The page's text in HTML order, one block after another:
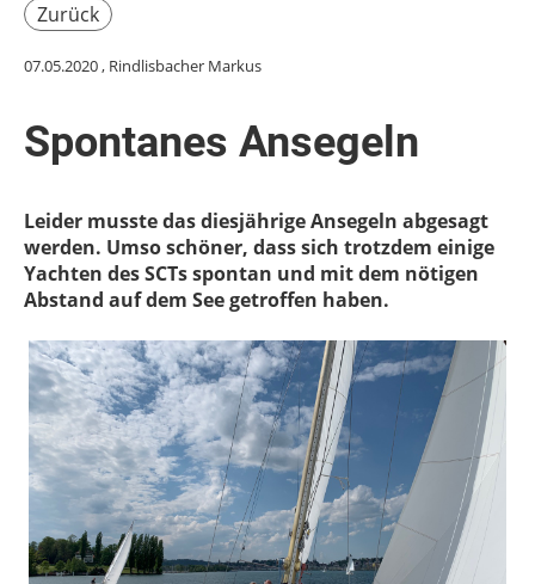
Zurück
07.05.2020, Rindlisbacher Markus
Spontanes Ansegeln
Leider musste das diesjährige Ansegeln abgesagt
werden. Umso schöner, dass sich trotzdem einige
Yachten des SCTs spontan und mit dem nötigen
Abstand auf dem See getroffen haben.